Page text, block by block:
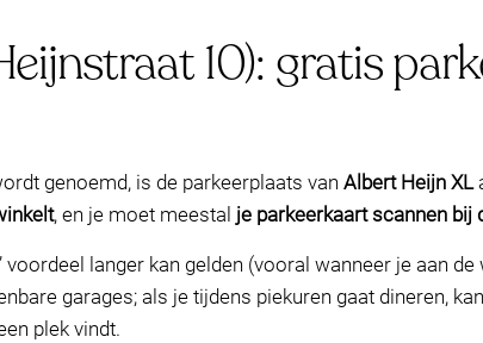
10): gratis
genoemd, is de parkeerplaats van Albert Heijn XL
, en je moet meestal je parkeerkaart scannen bij
langer kan gelden (vooral wanneer je aan
garages; als je tijdens piekuren gaat dineren,
plek vindt.